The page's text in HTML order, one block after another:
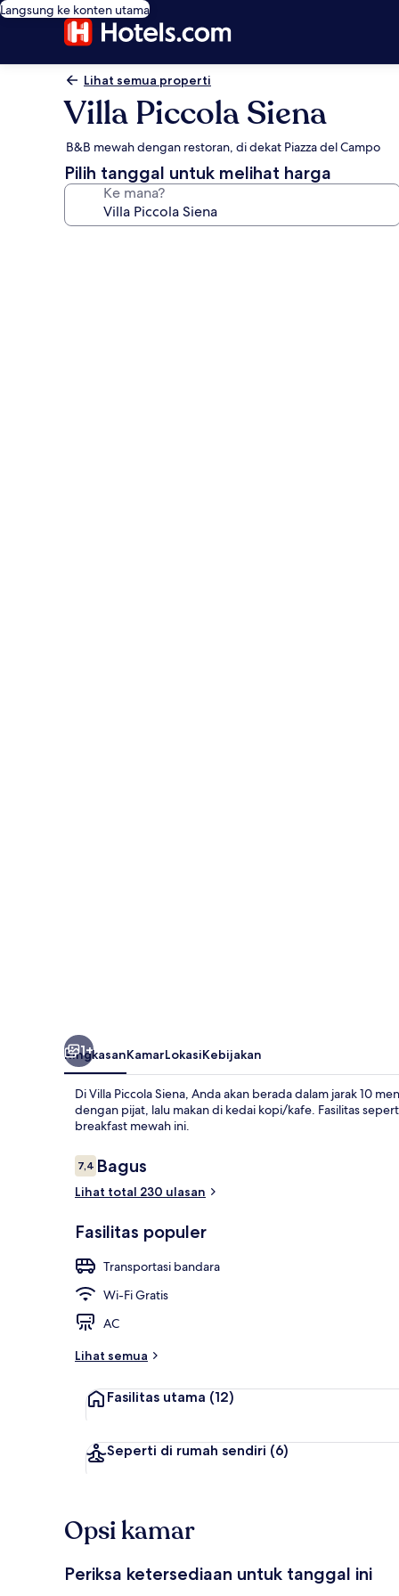
Langsung ke konten utama
Lihat semua properti
Villa Piccola Siena
B&B mewah dengan restoran, di dekat Piazza del Campo
Pilih tanggal untuk melihat harga
Ke mana?
1+
RingkasanKamarLokasiKebijakan
Di Villa Piccola Siena, Anda akan berada dalam jarak 10
dengan pijat, lalu makan di kedai kopi/kafe. Fasilitas
breakfast mewah ini.
Ulasan
7,47,4 dari 10
Bagus
Lihat total 230 ulasan
Fasilitas populer
Transportasi bandara
Wi-Fi Gratis
AC
Lihat semua
Fasilitas utama (12)
Seperti di rumah sendiri (6)
Opsi kamar
Periksa ketersediaan untuk tanggal ini